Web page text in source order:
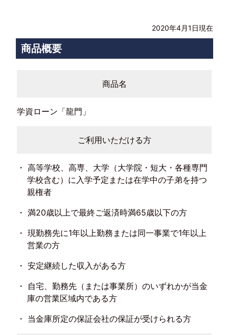
2020年4月1日現在
商品概要
商品名
学資ローン「龍門」
ご利用いただける方
高等学校、高専、大学（大学院・短大・各種専門
学校含む）に入学予定または在学中の子弟を持つ
親権者
満20歳以上で最終ご返済時満65歳以下の方
現勤務先に1年以上勤務または同一事業で1年以上
営業の方
安定継続した収入がある方
自宅、勤務先（または事業所）のいずれかが当金
庫の営業区域内である方
当金庫所定の保証会社の保証が受けられる方